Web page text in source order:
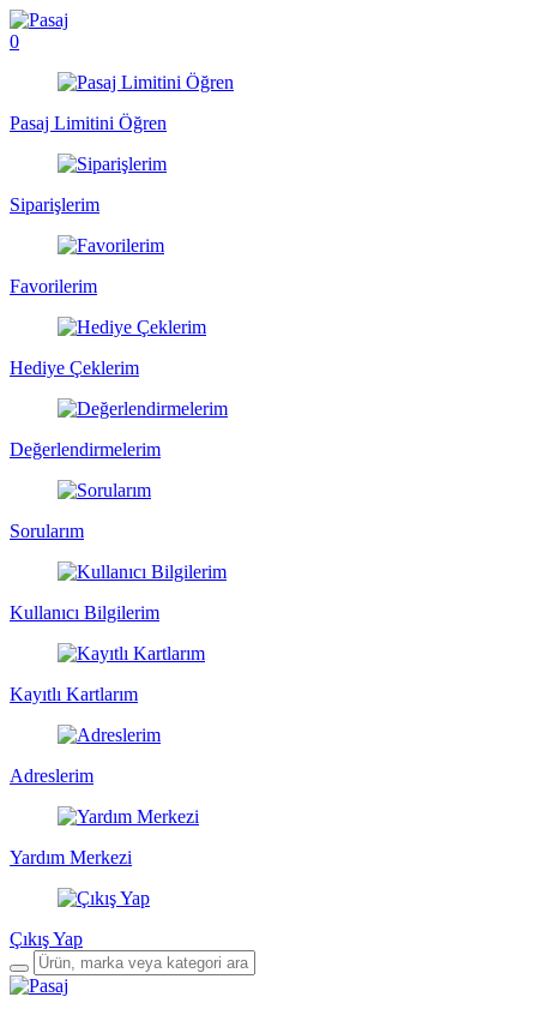
0
Pasaj Limitini Öğren
Siparişlerim
Favorilerim
Hediye Çeklerim
Değerlendirmelerim
Sorularım
Kullanıcı Bilgilerim
Kayıtlı Kartlarım
Adreslerim
Yardım Merkezi
Çıkış Yap